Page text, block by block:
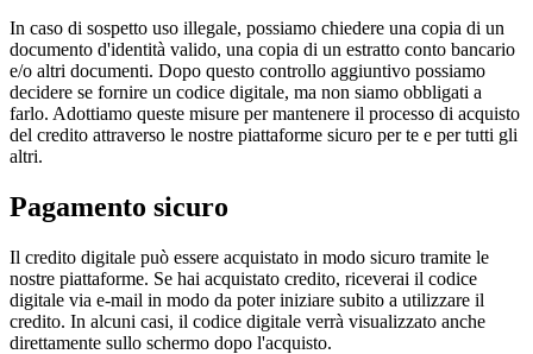
In caso di sospetto uso illegale, possiamo chiedere una copia di un
documento d'identità valido, una copia di un estratto conto bancario
e/o altri documenti. Dopo questo controllo aggiuntivo possiamo
decidere se fornire un codice digitale, ma non siamo obbligati a
farlo. Adottiamo queste misure per mantenere il processo di acquisto
del credito attraverso le nostre piattaforme sicuro per te e per tutti gli
altri.
Pagamento sicuro
Il credito digitale può essere acquistato in modo sicuro tramite le
nostre piattaforme. Se hai acquistato credito, riceverai il codice
digitale via e-mail in modo da poter iniziare subito a utilizzare il
credito. In alcuni casi, il codice digitale verrà visualizzato anche
direttamente sullo schermo dopo l'acquisto.